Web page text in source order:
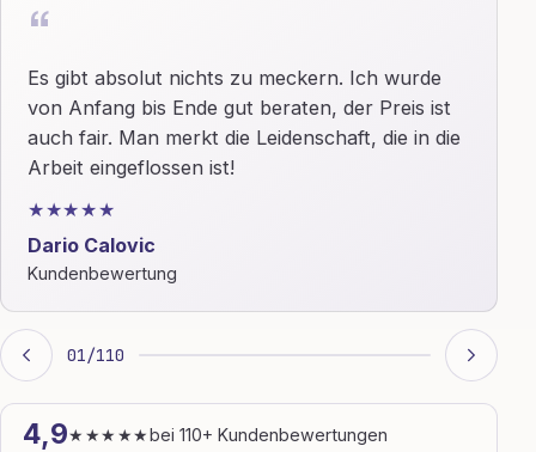
“
Es gibt absolut nichts zu meckern. Ich wurde
von Anfang bis Ende gut beraten, der Preis ist
auch fair. Man merkt die Leidenschaft, die in die
Arbeit eingeflossen ist!
★★★★★
Dario Calovic
Kundenbewertung
01/110
4,9★★★★★bei 110+ Kundenbewertungen